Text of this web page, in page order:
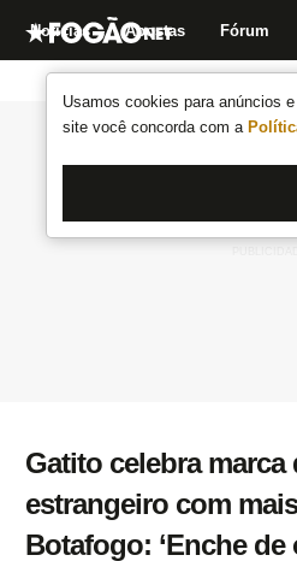
Usamos cookies para anúncios
site você concorda com a
Notícias Apostas Fórum
Gatito celebra
estrangeiro com
Botafogo: ‘Enche de